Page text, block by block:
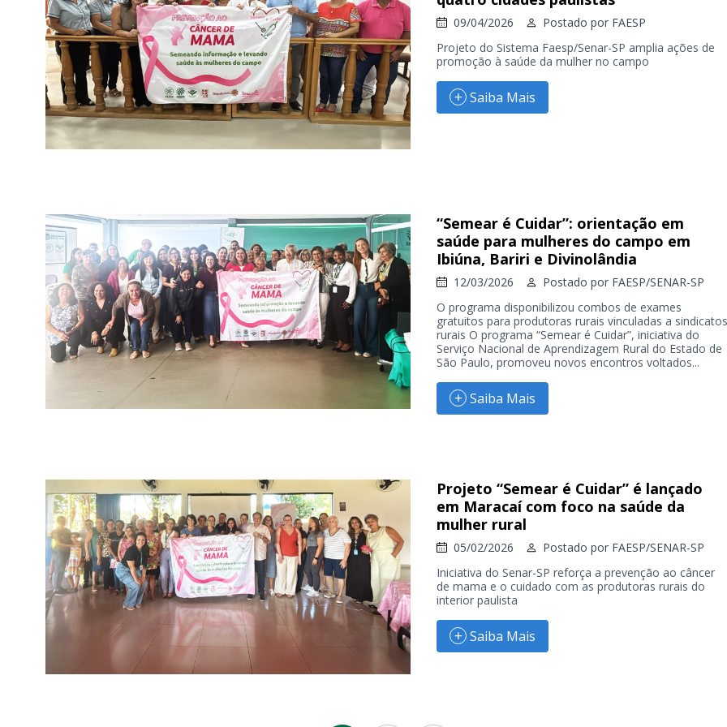
09/04/2026 Postado por FAESP
Projeto do Sistema Faesp/Senar-SP amplia ações de
promoção à saúde da mulher no campo
Saiba Mais
“Semear é Cuidar”: orientação em
saúde para mulheres do campo em
Ibiúna, Bariri e Divinolândia
12/03/2026 Postado por FAESP/SENAR-SP
O programa disponibilizou combos de exames
gratuitos para produtoras rurais vinculadas a sindicatos
rurais O programa “Semear é Cuidar”, iniciativa do
Serviço Nacional de Aprendizagem Rural do Estado de
São Paulo, promoveu novos encontros voltados...
Saiba Mais
Projeto “Semear é Cuidar” é lançado
em Maracaí com foco na saúde da
mulher rural
05/02/2026 Postado por FAESP/SENAR-SP
Iniciativa do Senar-SP reforça a prevenção ao câncer
de mama e o cuidado com as produtoras rurais do
interior paulista
Saiba Mais